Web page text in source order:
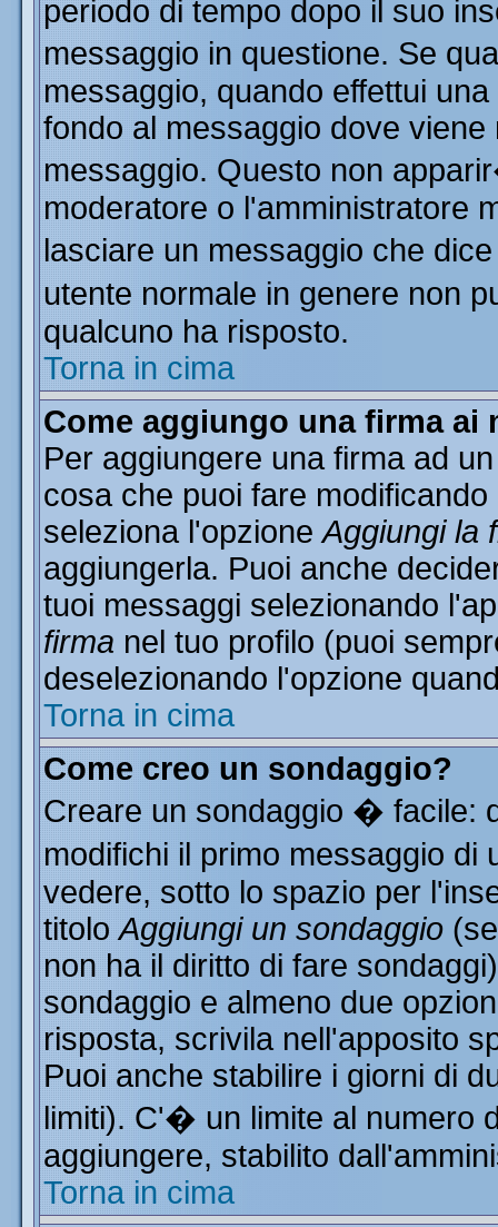
periodo di tempo dopo il suo
messaggio in questione. Se
messaggio, quando effettui
fondo al messaggio dove
messaggio. Questo non
moderatore o l'amministratore
lasciare un messaggio che
utente normale in genere non
qualcuno ha risposto.
Torna in cima
Come aggiungo una firma ai
Per aggiungere una firma ad
cosa che puoi fare
seleziona l'opzioneAggiungi la
aggiungerla. Puoi anche
tuoi messaggi selezionando
firma nel tuo profilo (puoi
deselezionando l'opzione
Torna in cima
Come creo un sondaggio?
Creare un sondaggio � facile:
modifichi il primo messaggio
vedere, sotto lo spazio per
titoloAggiungi un sondaggio
non ha il diritto di fare
sondaggio e almeno due
risposta, scrivila nell'apposito
Puoi anche stabilire i giorni di
limiti). C'� un limite al numero
aggiungere, stabilito
Torna in cima